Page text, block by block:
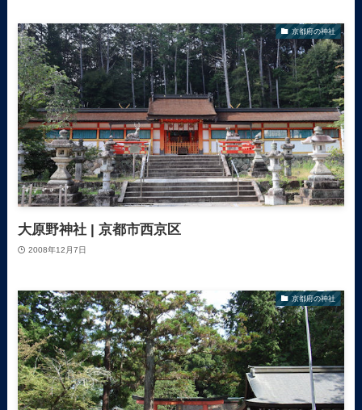
京都府の神社
大原野神社 | 京都市西京区
2008年12月7日
京都府の神社